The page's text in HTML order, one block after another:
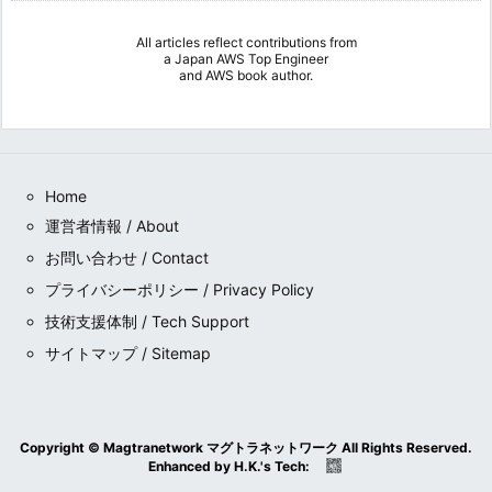
All articles reflect contributions from
a Japan AWS Top Engineer
and AWS book author.
Home
運営者情報 / About
お問い合わせ / Contact
プライバシーポリシー / Privacy Policy
技術支援体制 / Tech Support
サイトマップ / Sitemap
Copyright © Magtranetwork マグトラネットワーク All Rights Reserved.
Enhanced by H.K.'s Tech: